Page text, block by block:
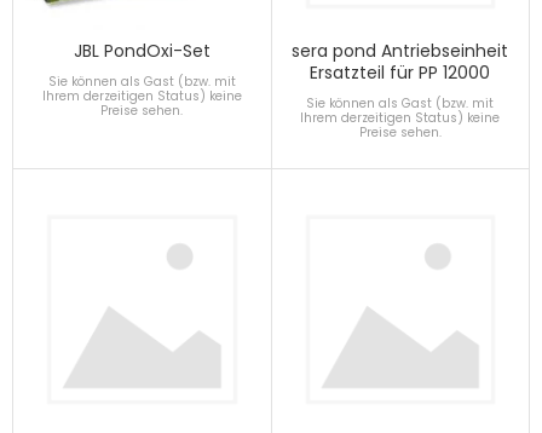
JBL PondOxi-Set
Sie können als Gast (bzw. mit
Ihrem derzeitigen Status) keine
Preise sehen.
sera pond Antriebseinheit
Ersatzteil für PP 12000
Sie können als Gast (bzw. mit
Ihrem derzeitigen Status) keine
Preise sehen.